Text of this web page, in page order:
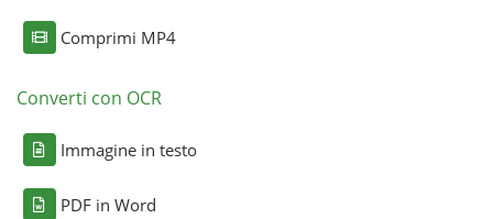
Comprimi MP4
Converti con OCR
Immagine in testo
PDF in Word